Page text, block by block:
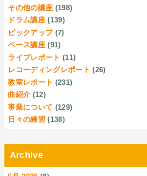
その他の講座 (198)
ドラム講座 (139)
ピックアップ (7)
ベース講座 (91)
ライブレポート (11)
レコーディングレポート (26)
教室レポート (231)
曲紹介 (12)
事業について (129)
日々の練習 (138)
Archive